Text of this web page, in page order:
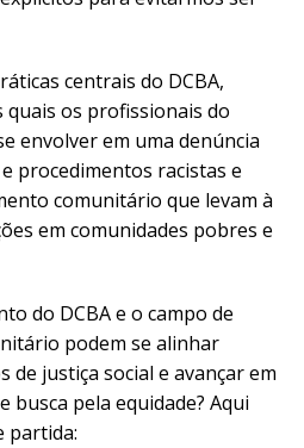
centrais do DCBA,
quais os profissionais do
envolver em uma denúncia
procedimentos racistas e
comunitário que levam à
em comunidades pobres e
do DCBA e o campo de
podem se alinhar
de justiça social e avançar em
busca pela equidade? Aqui
partida: